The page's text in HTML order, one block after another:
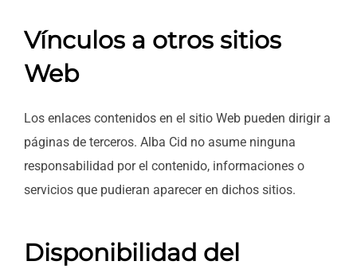
Vínculos a otros sitios
Web
Los enlaces contenidos en el sitio Web pueden dirigir a
páginas de terceros. Alba Cid no asume ninguna
responsabilidad por el contenido, informaciones o
servicios que pudieran aparecer en dichos sitios.
Disponibilidad del